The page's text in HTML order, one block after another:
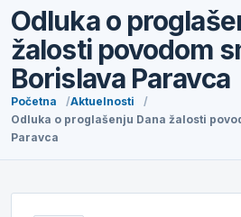
Odluka o
žalosti povodom
Borislava Paravca
Početna
Aktuelnosti
Odluka o proglašenju Dana žalosti
Paravca